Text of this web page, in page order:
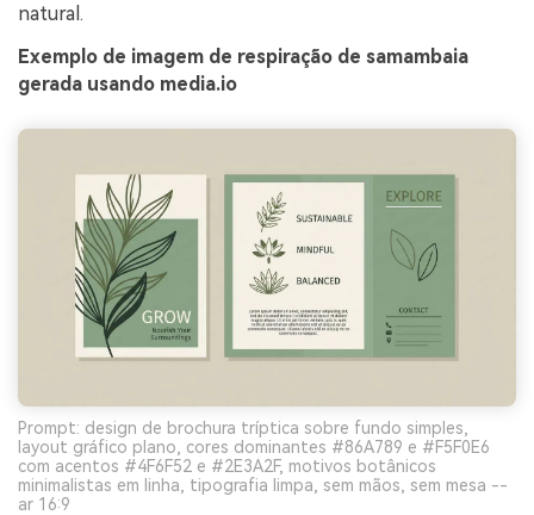
natural.
Exemplo de imagem de respiração de samambaia
gerada usando media.io
Prompt: design de brochura tríptica sobre fundo simples,
layout gráfico plano, cores dominantes #86A789 e #F5F0E6
com acentos #4F6F52 e #2E3A2F, motivos botânicos
minimalistas em linha, tipografia limpa, sem mãos, sem mesa --
ar 16:9